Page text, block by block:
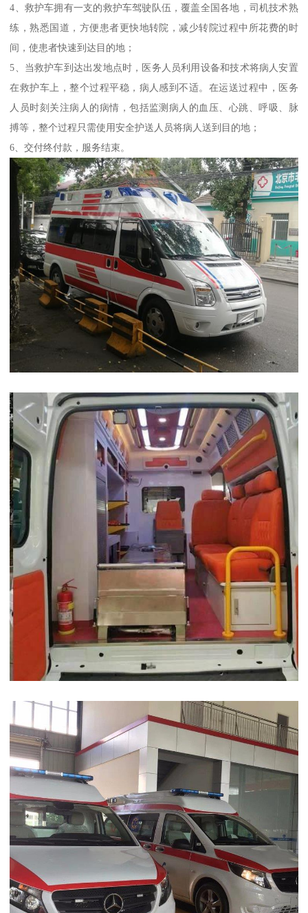
4、救护车拥有一支的救护车驾驶队伍，覆盖全国各地，司机技术熟
练，熟悉国道，方便患者更快地转院，减少转院过程中所花费的时
间，使患者快速到达目的地；
5、当救护车到达出发地点时，医务人员利用设备和技术将病人安置
在救护车上，整个过程平稳，病人感到不适。在运送过程中，医务
人员时刻关注病人的病情，包括监测病人的血压、心跳、呼吸、脉
搏等，整个过程只需使用安全护送人员将病人送到目的地；
6、交付终付款，服务结束。